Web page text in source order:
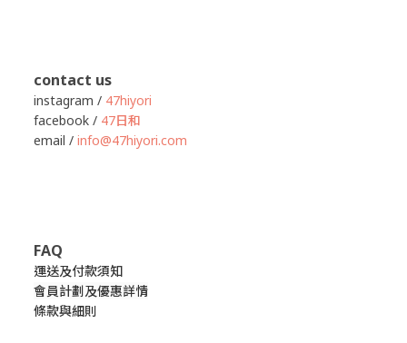
contact us
instagram / 47hiyori
facebook / 47日和
email / info@47hiyori.com
FAQ
運送及付款須知
會員計劃及優惠詳情
條款與細則